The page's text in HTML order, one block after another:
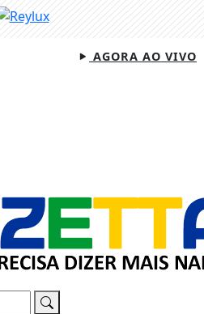
AGORA AO VIVO